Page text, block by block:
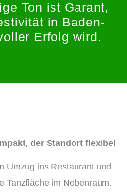
Ton ist Garant,
in Baden-
Erfolg wird.
der Standort flexibel
Umzug ins Restaurant und
Tanzfläche im Nebenraum.